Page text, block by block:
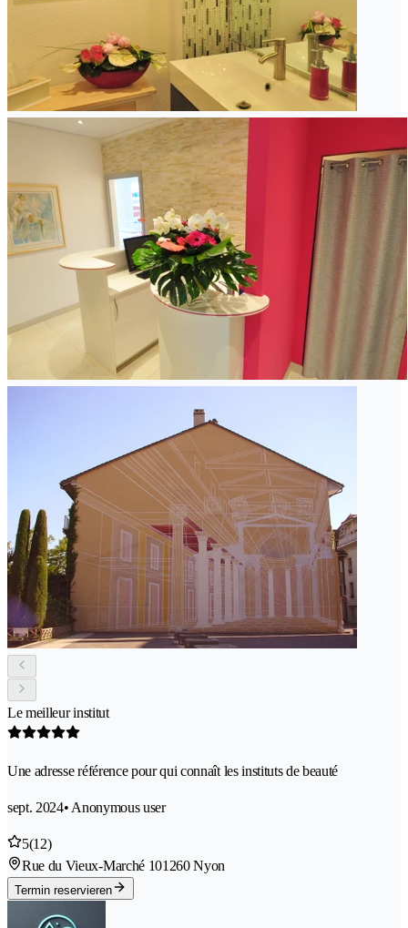
Le meilleur institut
Une adresse référence pour qui connaît les instituts de beauté
sept. 2024• Anonymous user
5(12)
Rue du Vieux-Marché 101260 Nyon
Termin reservieren